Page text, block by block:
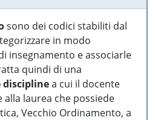
sono dei codici stabiliti dal
in modo
insegnamento e associarle
quindi di una
disciplinea cui il docente
alla laurea che possiede
Vecchio Ordinamento, a